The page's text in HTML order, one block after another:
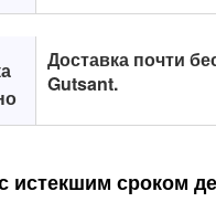
Доставка почти
Gutsant.
истекшим сроком